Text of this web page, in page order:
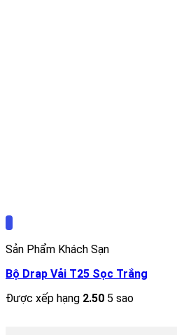
Sản Phẩm Khách Sạn
Bộ Drap Vải T25 Sọc Trắng
Được xếp hạng 2.50 5 sao